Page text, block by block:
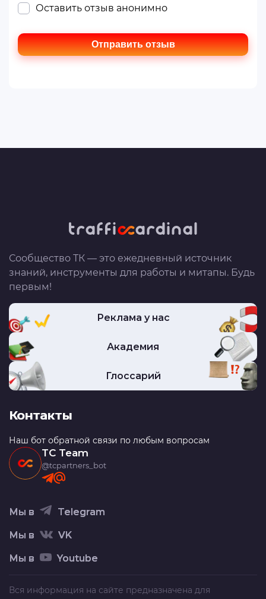
Оставить отзыв анонимно
Отправить отзыв
Сообщество ТК — это ежедневный источник
знаний, инструменты для работы и митапы. Будь
первым!
Реклама у нас
Академия
Глоссарий
Контакты
Наш бот обратной связи по любым вопросам
TC Team
@tcpartners_bot
Мы в Telegram
Мы в VK
Мы в Youtube
Вся информация на сайте предназначена для